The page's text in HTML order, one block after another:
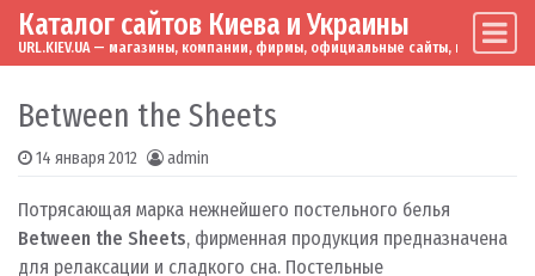
Skip to content
Main Navigation
Каталог сайтов Киева и Украины
URL.KIEV.UA — магазины, компании, фирмы, официальные сайты, мировые
Between the Sheets
14 января 2012 admin
Потрясающая марка нежнейшего постельного белья
Between the Sheets, фирменная продукция предназначена
для релаксации и сладкого сна. Постельные